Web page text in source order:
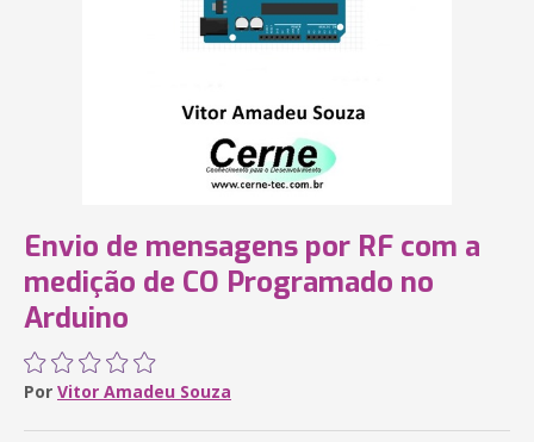
Envio de mensagens por RF com a
medição de CO Programado no
Arduino
Por Vitor Amadeu Souza